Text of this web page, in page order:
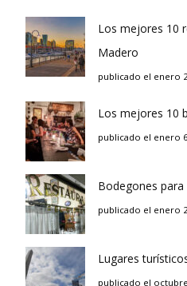
Los mejores 10
Madero
publicado el enero
Los mejores 10
publicado el enero
Bodegones
publicado el enero
Lugares
publicado el